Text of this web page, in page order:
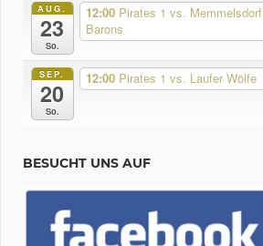
AUG.
23
So.
12:00 Pirates 1 vs. Memmelsdorf
Barons
SEP.
20
So.
12:00 Pirates 1 vs. Laufer Wölfe
BESUCHT UNS AUF